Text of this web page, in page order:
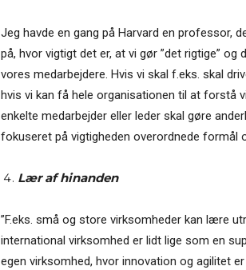
Jeg havde en gang på Harvard en professor,
på, hvor vigtigt det er, at vi gør ”det rigtige”
vores medarbejdere. Hvis vi skal f.eks. skal
hvis vi kan få hele organisationen til at forstå
enkelte medarbejder eller leder skal gøre
fokuseret på vigtigheden overordnede formål
Lær af hinanden
”F.eks. små og store virksomheder kan lære
international virksomhed er lidt lige som en
egen virksomhed, hvor innovation og agilitet